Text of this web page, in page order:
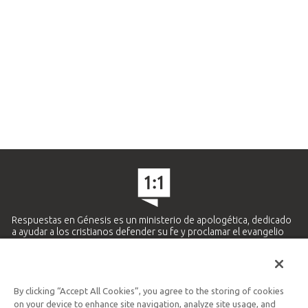
Respuestas en Génesis es un ministerio de apologética, dedicado
a ayudar a los cristianos defender su fe y proclamar el evangelio
Ministerio Hispano y Latinoamericano
By clicking “Accept All Cookies”, you agree to the storing of cookies
on your device to enhance site navigation, analyze site usage, and